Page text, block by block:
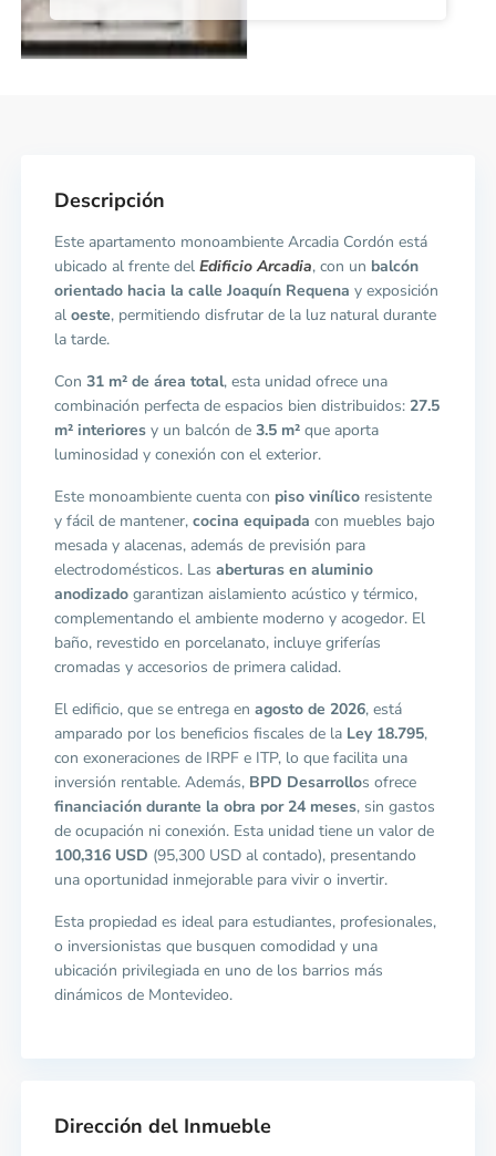
Descripción
Este apartamento monoambiente Arcadia Cordón está
ubicado al frente del Edificio Arcadia, con un balcón
orientado hacia la calle Joaquín Requena y exposición
al oeste, permitiendo disfrutar de la luz natural durante
la tarde.
Con 31 m² de área total, esta unidad ofrece una
combinación perfecta de espacios bien distribuidos: 27.5
m² interioresy un balcón de 3.5 m²que aporta
luminosidad y conexión con el exterior.
Este monoambiente cuenta con piso vinílicoresistente
y fácil de mantener, cocina equipada con muebles bajo
mesada y alacenas, además de previsión para
electrodomésticos. Las aberturas en aluminio
anodizadogarantizan aislamiento acústico y térmico,
complementando el ambiente moderno y acogedor. El
baño, revestido en porcelanato, incluye griferías
cromadas y accesorios de primera calidad.
El edificio, que se entrega en agosto de 2026, está
amparado por los beneficios fiscales de la Ley 18.795,
con exoneraciones de IRPF e ITP, lo que facilita una
inversión rentable. Además, BPD Desarrollos ofrece
financiación durante la obra por 24 meses, sin gastos
de ocupación ni conexión. Esta unidad tiene un valor de
100,316 USD (95,300 USD al contado), presentando
una oportunidad inmejorable para vivir o invertir.
Esta propiedad es ideal para estudiantes, profesionales,
o inversionistas que busquen comodidad y una
ubicación privilegiada en uno de los barrios más
dinámicos de Montevideo.
Dirección del Inmueble